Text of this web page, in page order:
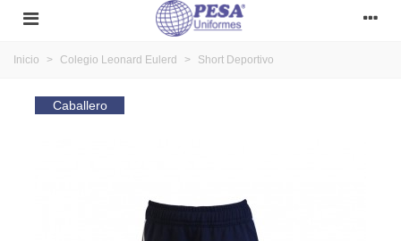
Inicio > Colegio Leonard Eulerd > Short Deportivo
Caballero